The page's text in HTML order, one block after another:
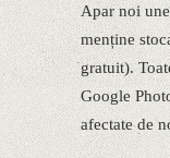
Apar noi
menține
gratuit).
Google
afectate de